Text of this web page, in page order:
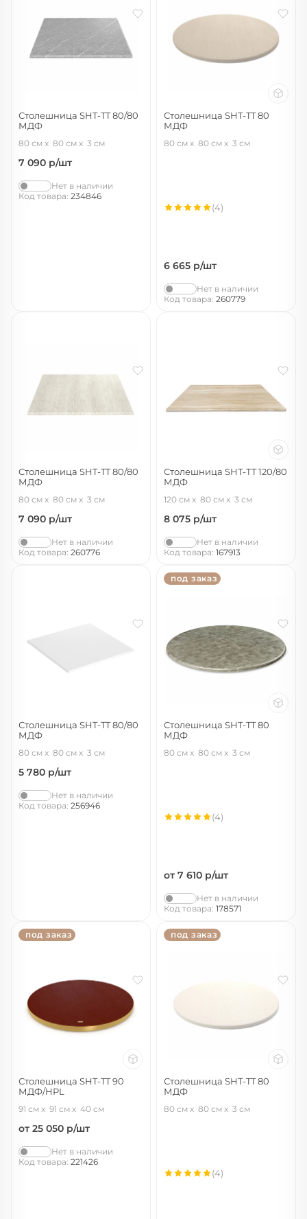
Столешница SHT-TT 80/80
МДФ
80 см 80 см 3 см
7 090 р/шт
Нет в наличии
Код товара: 234846
Столешница SHT-TT 80
МДФ
80 см 80 см 3 см
6 665 р/шт
(4)
Нет в наличии
Код товара: 260779
Столешница SHT-TT 80/80
МДФ
80 см 80 см 3 см
7 090 р/шт
Нет в наличии
Код товара: 260776
Столешница SHT-ТT 120/80
МДФ
120 см 80 см 3 см
8 075 р/шт
Нет в наличии
Код товара: 167913
Столешница SHT-TT 80/80
МДФ
80 см 80 см 3 см
5 780 р/шт
Нет в наличии
Код товара: 256946
под заказ
Столешница SHT-TT 80
МДФ
80 см 80 см 3 см
от 7 610 р/шт
(4)
Нет в наличии
Код товара: 178571
под заказ
Столешница SHT-TT 90
МДФ/HPL
91 см 91 см 40 см
от 25 050 р/шт
Нет в наличии
Код товара: 221426
под заказ
Столешница SHT-TT 80
МДФ
80 см 80 см 3 см
(4)